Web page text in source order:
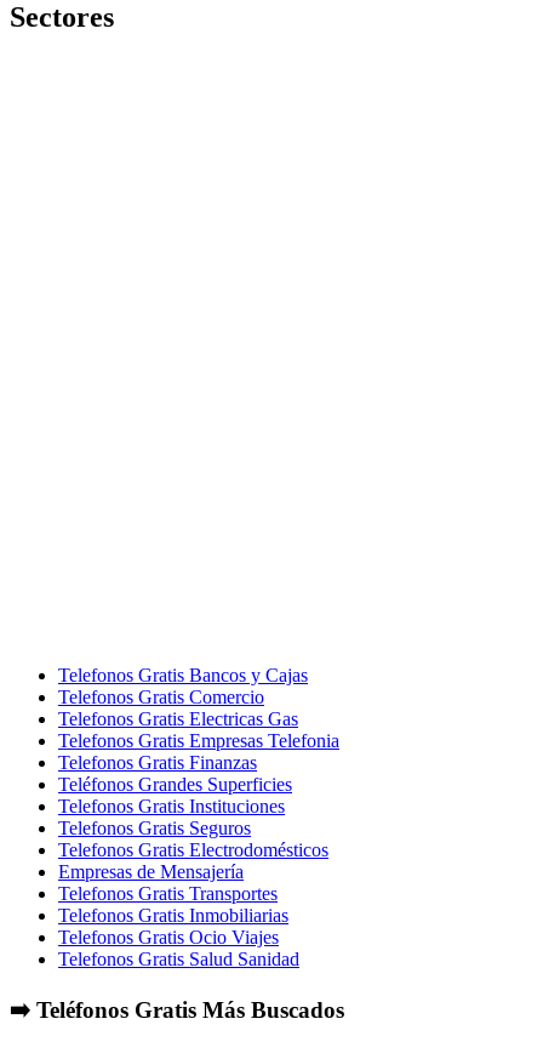
Sectores
Telefonos Gratis Bancos y Cajas
Telefonos Gratis Comercio
Telefonos Gratis Electricas Gas
Telefonos Gratis Empresas Telefonia
Telefonos Gratis Finanzas
Teléfonos Grandes Superficies
Telefonos Gratis Instituciones
Telefonos Gratis Seguros
Telefonos Gratis Electrodomésticos
Empresas de Mensajería
Telefonos Gratis Transportes
Telefonos Gratis Inmobiliarias
Telefonos Gratis Ocio Viajes
Telefonos Gratis Salud Sanidad
➡️ Teléfonos Gratis Más Buscados